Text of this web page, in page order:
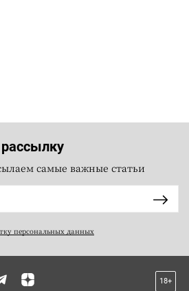
самые важные статьи
персональных данных
18+